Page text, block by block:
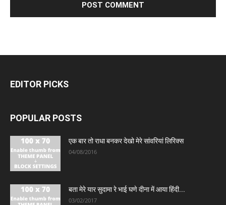
EDITOR PICKS
POPULAR POSTS
एक बार तो राधा बनकर देखो मेरे सांवरियां लिरिक्स
04/08/2016
बता मेरे यार सुदामा रे भाई घणे दीना में आया हिंदी...
03/02/2017